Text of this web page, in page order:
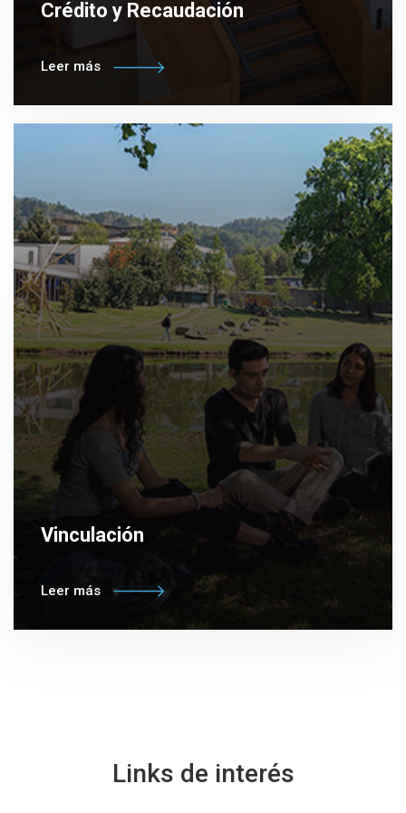
Crédito y Recaudación
Leer más
Vinculación
Leer más
Links de interés